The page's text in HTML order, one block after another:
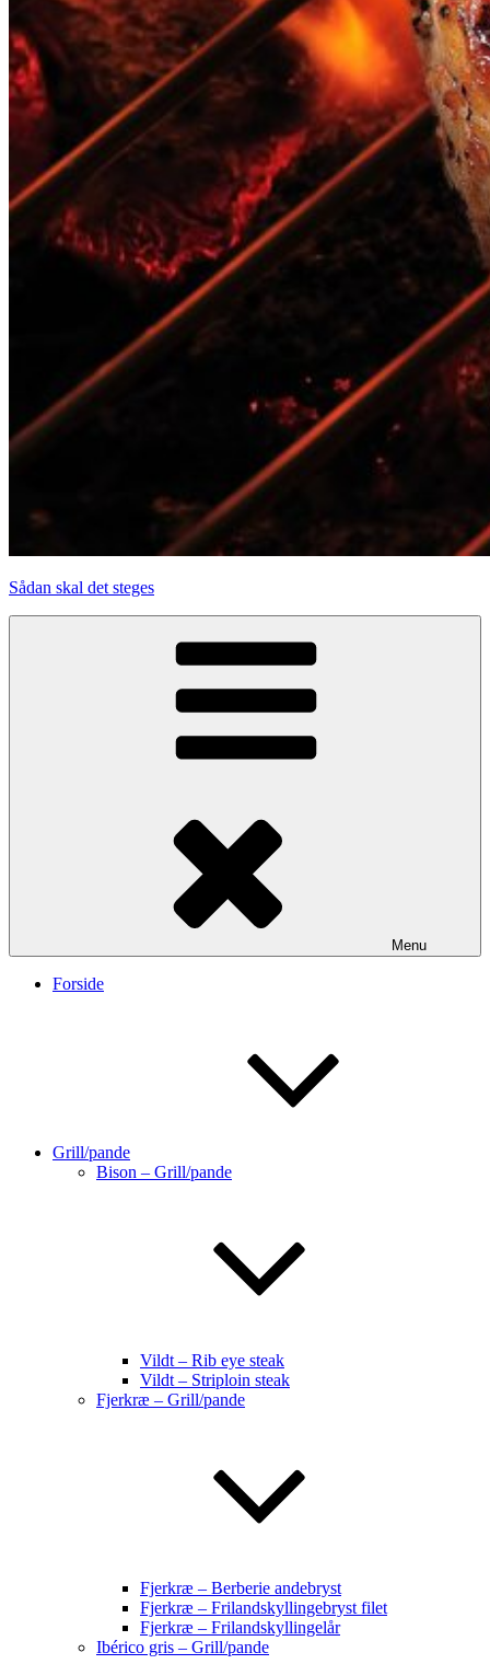
Sådan skal det steges
Menu
Forside
Grill/pande
Bison – Grill/pande
Vildt – Rib eye steak
Vildt – Striploin steak
Fjerkræ – Grill/pande
Fjerkræ – Berberie andebryst
Fjerkræ – Frilandskyllingebryst filet
Fjerkræ – Frilandskyllingelår
Ibérico gris – Grill/pande